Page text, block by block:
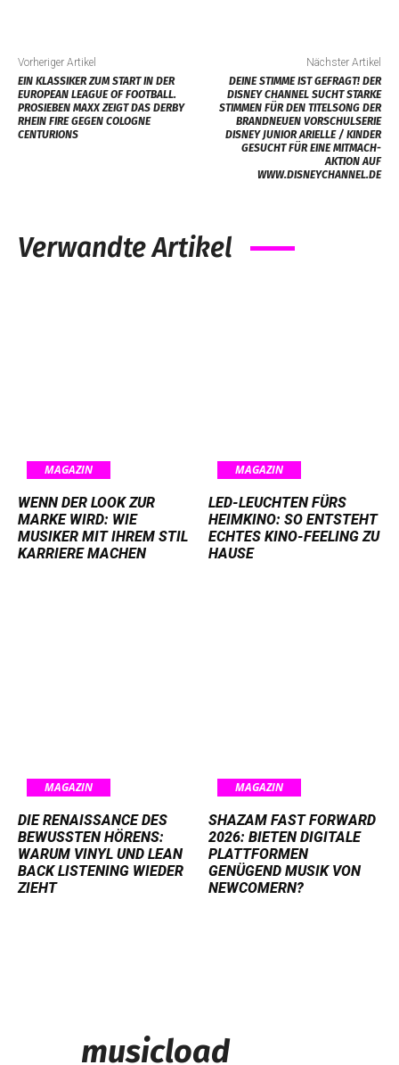
Vorheriger Artikel
EIN KLASSIKER ZUM START IN DER
EUROPEAN LEAGUE OF FOOTBALL.
PROSIEBEN MAXX ZEIGT DAS DERBY
RHEIN FIRE GEGEN COLOGNE
CENTURIONS
Nächster Artikel
DEINE STIMME IST GEFRAGT! DER
DISNEY CHANNEL SUCHT STARKE
STIMMEN FÜR DEN TITELSONG DER
BRANDNEUEN VORSCHULSERIE
DISNEY JUNIOR ARIELLE / KINDER
GESUCHT FÜR EINE MITMACH-
AKTION AUF
WWW.DISNEYCHANNEL.DE
Verwandte Artikel
MAGAZIN
WENN DER LOOK ZUR
MARKE WIRD: WIE
MUSIKER MIT IHREM STIL
KARRIERE MACHEN
MAGAZIN
LED-LEUCHTEN FÜRS
HEIMKINO: SO ENTSTEHT
ECHTES KINO-FEELING ZU
HAUSE
MAGAZIN
DIE RENAISSANCE DES
BEWUSSTEN HÖRENS:
WARUM VINYL UND LEAN
BACK LISTENING WIEDER
ZIEHT
MAGAZIN
SHAZAM FAST FORWARD
2026: BIETEN DIGITALE
PLATTFORMEN
GENÜGEND MUSIK VON
NEWCOMERN?
musicload